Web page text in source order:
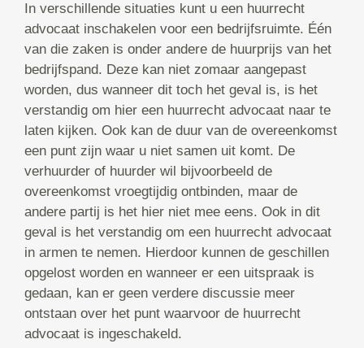
In verschillende situaties kunt u een huurrecht
advocaat inschakelen voor een bedrijfsruimte. Één
van die zaken is onder andere de huurprijs van het
bedrijfspand. Deze kan niet zomaar aangepast
worden, dus wanneer dit toch het geval is, is het
verstandig om hier een huurrecht advocaat naar te
laten kijken. Ook kan de duur van de overeenkomst
een punt zijn waar u niet samen uit komt. De
verhuurder of huurder wil bijvoorbeeld de
overeenkomst vroegtijdig ontbinden, maar de
andere partij is het hier niet mee eens. Ook in dit
geval is het verstandig om een huurrecht advocaat
in armen te nemen. Hierdoor kunnen de geschillen
opgelost worden en wanneer er een uitspraak is
gedaan, kan er geen verdere discussie meer
ontstaan over het punt waarvoor de huurrecht
advocaat is ingeschakeld.